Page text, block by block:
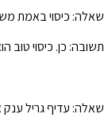
שאלה: כיסוי באמת
תשובה: כן. כיסוי טוב
שאלה: עדיף גריל ענק